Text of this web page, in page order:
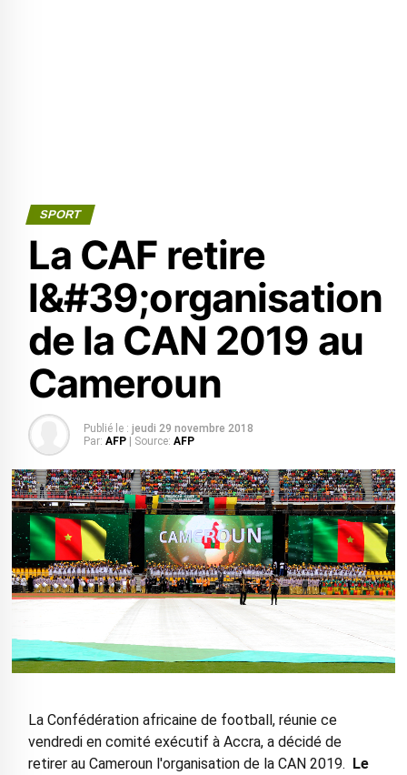
SPORT
La CAF retire
l&#39;organisation
de la CAN 2019 au
Cameroun
Publié le : jeudi 29 novembre 2018
Par: AFP | Source: AFP
La Confédération africaine de football, réunie ce
vendredi en comité exécutif à Accra, a décidé de
retirer au Cameroun l'organisation de la CAN 2019. Le